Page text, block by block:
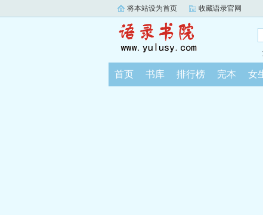
将本站设为首页 收藏语录官网
首页 书库 排行榜 完本 女